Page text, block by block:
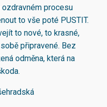
procesu
to vše poté PUSTIT.
to nové, to krasné,
připravené. Bez
odměna, která na